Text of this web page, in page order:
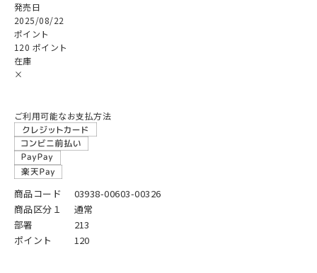
発売日
2025/08/22
ポイント
120 ポイント
在庫
×
ご利用可能なお支払方法
商品コード
03938-00603-00326
商品区分１
通常
部署
213
ポイント
120